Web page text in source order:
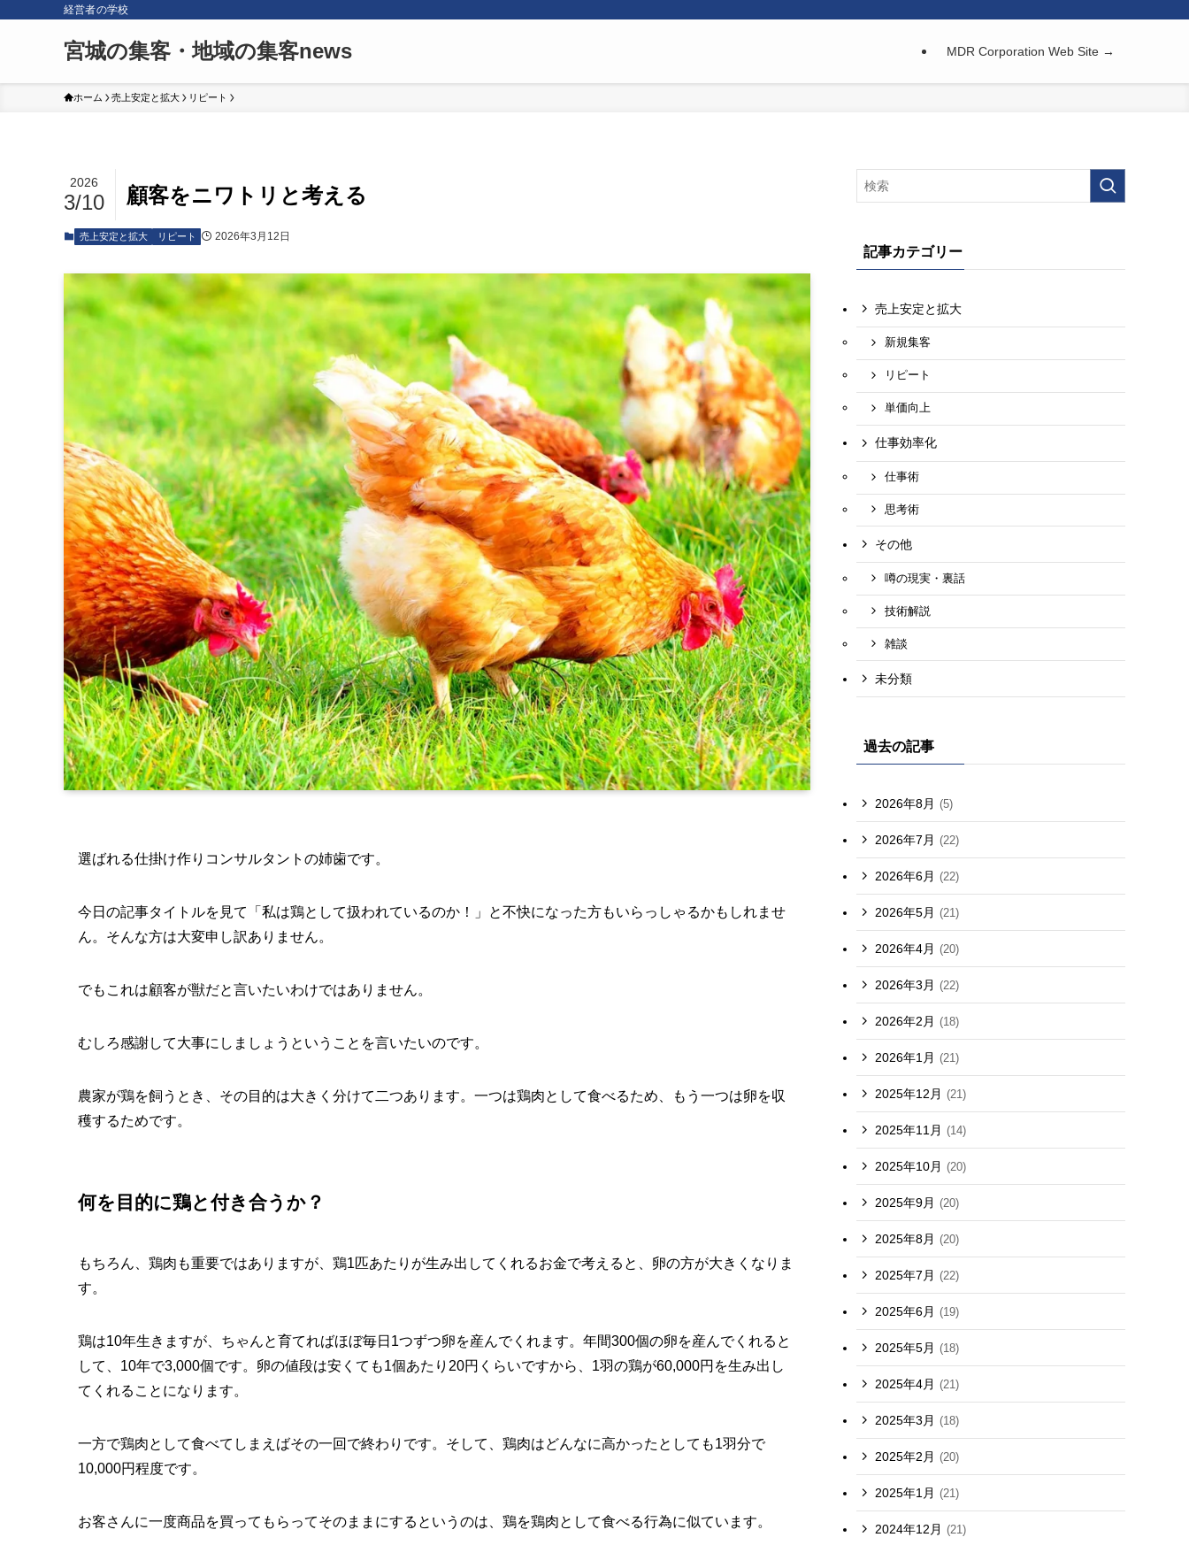
経営者の学校
宮城の集客・地域の集客news MDR Corporation Web Site →
ホーム 売上安定と拡大 リピート
顧客をニワトリと考える
2026
3/10
売上安定と拡大 リピート 2026年3月12日
選ばれる仕掛け作りコンサルタントの姉歯です。
今日の記事タイトルを見て「私は鶏として扱われているのか！」と不快になった方もいらっしゃるかもしれませ
ん。そんな方は大変申し訳ありません。
でもこれは顧客が獣だと言いたいわけではありません。
むしろ感謝して大事にしましょうということを言いたいのです。
農家が鶏を飼うとき、その目的は大きく分けて二つあります。一つは鶏肉として食べるため、もう一つは卵を収
穫するためです。
何を目的に鶏と付き合うか？
もちろん、鶏肉も重要ではありますが、鶏1匹あたりが生み出してくれるお金で考えると、卵の方が大きくなりま
す。
鶏は10年生きますが、ちゃんと育てればほぼ毎日1つずつ卵を産んでくれます。年間300個の卵を産んでくれると
して、10年で3,000個です。卵の値段は安くても1個あたり20円くらいですから、1羽の鶏が60,000円を生み出し
てくれることになります。
一方で鶏肉として食べてしまえばその一回で終わりです。そして、鶏肉はどんなに高かったとしても1羽分で
10,000円程度です。
お客さんに一度商品を買ってもらってそのままにするというのは、鶏を鶏肉として食べる行為に似ています。
記事カテゴリー
売上安定と拡大
新規集客
リピート
単価向上
仕事効率化
仕事術
思考術
その他
噂の現実・裏話
技術解説
雑談
未分類
過去の記事
2026年8月 (5)
2026年7月 (22)
2026年6月 (22)
2026年5月 (21)
2026年4月 (20)
2026年3月 (22)
2026年2月 (18)
2026年1月 (21)
2025年12月 (21)
2025年11月 (14)
2025年10月 (20)
2025年9月 (20)
2025年8月 (20)
2025年7月 (22)
2025年6月 (19)
2025年5月 (18)
2025年4月 (21)
2025年3月 (18)
2025年2月 (20)
2025年1月 (21)
2024年12月 (21)